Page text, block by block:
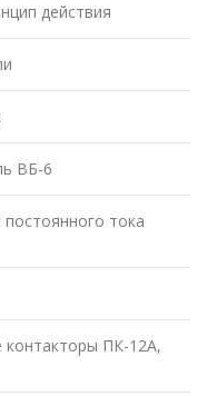
действия
ВБ-6
тока
контакторы ПК-12А,